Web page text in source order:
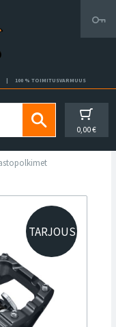
100 % TOIMITUSVARMUUS
0,00 €
TARJOUS